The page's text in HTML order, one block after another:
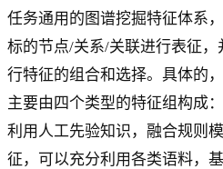
任务通用的图谱挖掘特征体系
标的节点/关系/关联进行表征
行特征的组合和选择。具体的
主要由四个类型的特征组构成
利用人工先验知识，融合规则
征，可以充分利用各类语料，